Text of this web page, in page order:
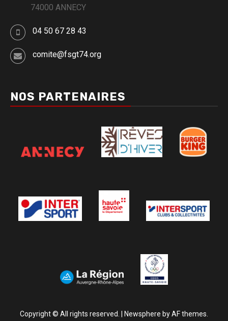
74000 ANNECY
04 50 67 28 43
comite@fsgt74.org
NOS PARTENAIRES
Copyright © All rights reserved. | Newsphere by AF themes.